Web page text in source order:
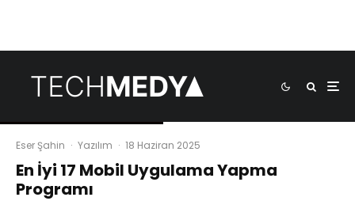
Eser Şahin · Yazılım · 18 Haziran 2025
En İyi 17 Mobil Uygulama Yapma
Programı